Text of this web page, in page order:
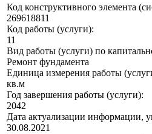
Код конструктивного элемента
269618811
Код работы (услуги):
11
Вид работы (услуги) по
Ремонт фундамента
Единица измерения работы
кв.м
Год завершения работы (услуги):
2042
Дата актуализации информации,
30.08.2021